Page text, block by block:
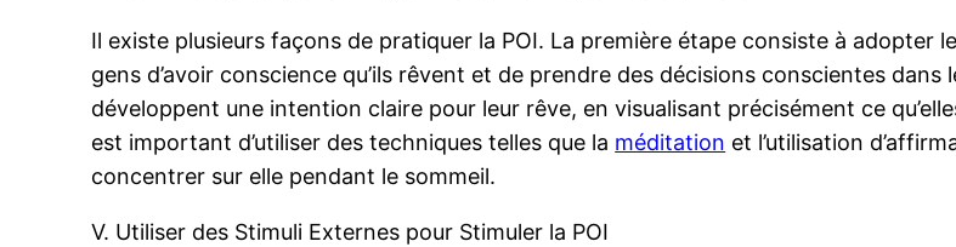
Il existe plusieurs façons de pratiquer la POI. La première étape consiste à adopter
gens d’avoir conscience qu’ils rêvent et de prendre des décisions conscientes
développent une intention claire pour leur rêve, en visualisant précisément ce
est important d’utiliser des techniques telles que la méditation et l’utilisation
concentrer sur elle pendant le sommeil.
V. Utiliser des Stimuli Externes pour Stimuler la POI